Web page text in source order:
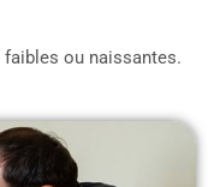
ou naissantes.